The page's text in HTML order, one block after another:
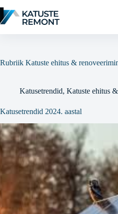
Rubriik Katuste ehitus &
Katusetrendid, Katuste ehitus
Katusetrendid 2024. aastal